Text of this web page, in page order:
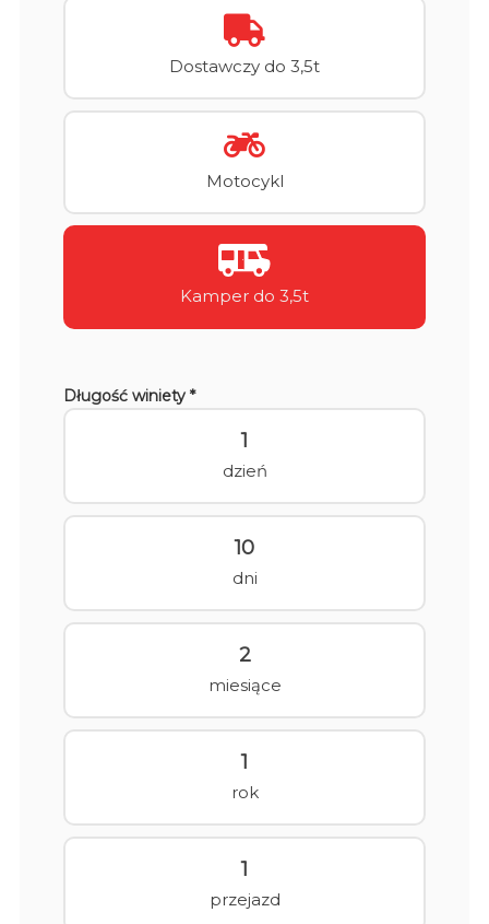
Dostawczy do 3,5t
Motocykl
Kamper do 3,5t
Długość winiety *
1
dzień
10
dni
2
miesiące
1
rok
1
przejazd